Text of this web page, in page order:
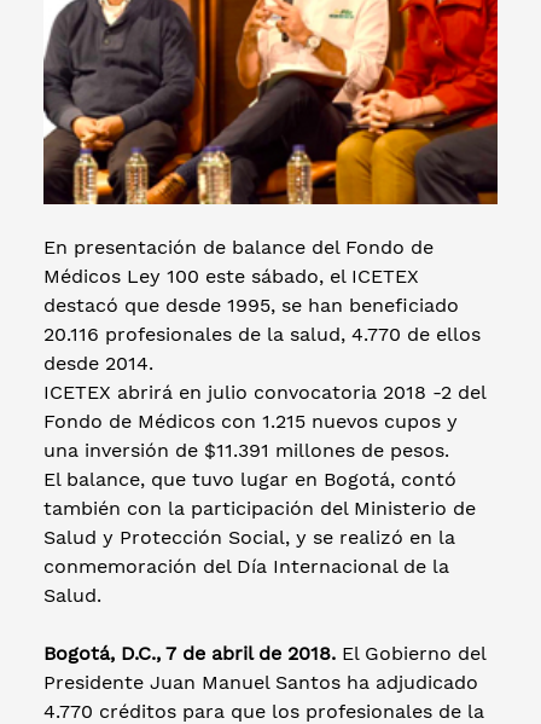
En presentación de balance del Fondo de
Médicos Ley 100 este sábado, el ICETEX
destacó que desde 1995, se han beneficiado
20.116 profesionales de la salud, 4.770 de ellos
desde 2014.
ICETEX abrirá en julio convocatoria 2018 -2 del
Fondo de Médicos con 1.215 nuevos cupos y
una inversión de $11.391 millones de pesos.
El balance, que tuvo lugar en Bogotá, contó
también con la participación del Ministerio de
Salud y Protección Social, y se realizó en la
conmemoración del Día Internacional de la
Salud.
Bogotá, D.C., 7 de abril de 2018. El Gobierno del
Presidente Juan Manuel Santos ha adjudicado
4.770 créditos para que los profesionales de la